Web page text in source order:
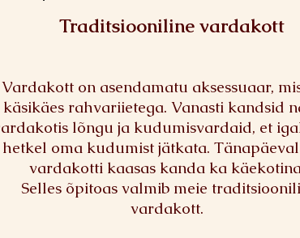
Traditsiooniline vardakott
Vardakott on asendamatu aksessuaar,
käsikäes rahvariietega. Vanasti kandsid
lõngu ja kudumisvardaid, et
hetkel oma kudumist jätkata.
vardakotti kaasas kanda ka
Selles õpitoas valmib meie
vardakott.